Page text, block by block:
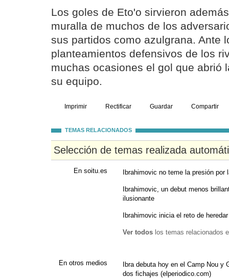
Los goles de Eto'o sirvieron
muralla de muchos de los
sus partidos como azulgrana. Ante
planteamientos defensivos de los
muchas ocasiones el gol que abrió
su equipo.
Imprimir Rectificar Guardar Compartir
TEMAS RELACIONADOS
Selección de temas realizada
En soitu.es Ibrahimovic no teme la presión
Ibrahimovic, un debut menos
ilusionante
Ibrahimovic inicia el reto de
Ver todos los temas relacionados
En otros medios
Ibra debuta hoy en el Camp Nou
dos fichajes (elperiodico.com)